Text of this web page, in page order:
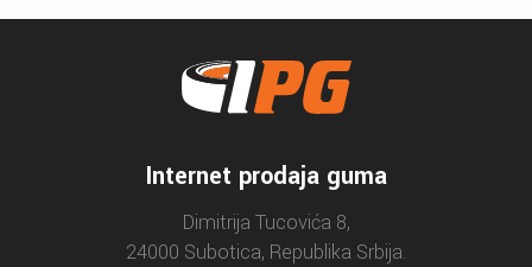
Internet prodaja guma
Dimitrija Tucovića 8,
24000 Subotica, Republika Srbija.